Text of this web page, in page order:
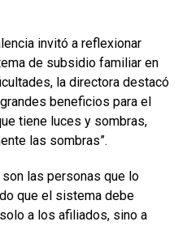
invitó a reflexionar
de subsidio familiar en
la directora destacó
beneficios para el
tiene luces y sombras,
las sombras”.
las personas que lo
que el sistema debe
a los afiliados, sino a